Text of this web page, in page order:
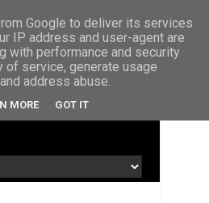
KONTAKT O MNIE
Google to deliver its services
IP address and user-agent are
with performance and security
service, generate usage
address abuse.
MORE GOT IT